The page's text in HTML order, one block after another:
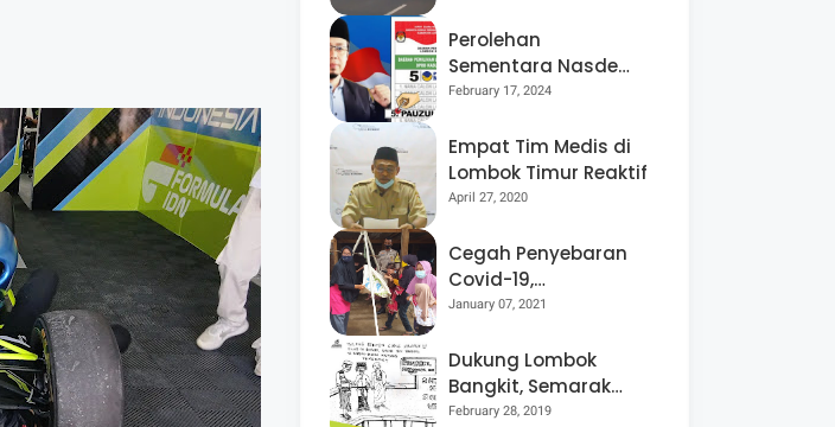
Menggelorakan
Kemerdekaan
Perolehan
Sementara Nasdem
Lobar Tertinggi,
Berpeluang “Rebut”
Kursi Dapil 3
February 17, 2024
Empat Tim Medis di
Lombok Timur Reaktif
April 27, 2020
Cegah Penyebaran
Covid-19,
Bhabinkamtibmas
Kegiatan Posyandu
January 07, 2021
Dukung Lombok
Bangkit, Semarak
Pesta Rakyat
February 28, 2019